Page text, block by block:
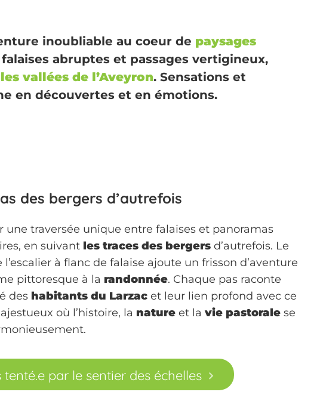
inoubliable au coeur de paysages
abruptes et passages vertigineux,
les vallées de l’Aveyron. Sensations et
en découvertes et en émotions.
des bergers d’autrefois
une traversée unique entre falaises et panoramas
en suivant les traces des bergers d’autrefois. Le
l’escalier à flanc de falaise ajoute un frisson d’aventure
pittoresque à la randonnée. Chaque pas raconte
des habitants du Larzac et leur lien profond avec ce
où l’histoire, la nature et la vie pastorale se
tenté.e par le sentier des échelles